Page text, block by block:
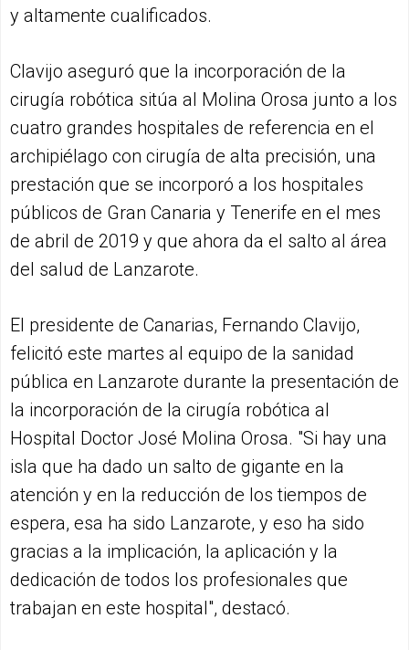
y altamente cualificados.
Clavijo aseguró que la incorporación de la
cirugía robótica sitúa al Molina Orosa junto a los
cuatro grandes hospitales de referencia en el
archipiélago con cirugía de alta precisión, una
prestación que se incorporó a los hospitales
públicos de Gran Canaria y Tenerife en el mes
de abril de 2019 y que ahora da el salto al área
del salud de Lanzarote.
El presidente de Canarias, Fernando Clavijo,
felicitó este martes al equipo de la sanidad
pública en Lanzarote durante la presentación de
la incorporación de la cirugía robótica al
Hospital Doctor José Molina Orosa. "Si hay una
isla que ha dado un salto de gigante en la
atención y en la reducción de los tiempos de
espera, esa ha sido Lanzarote, y eso ha sido
gracias a la implicación, la aplicación y la
dedicación de todos los profesionales que
trabajan en este hospital", destacó.